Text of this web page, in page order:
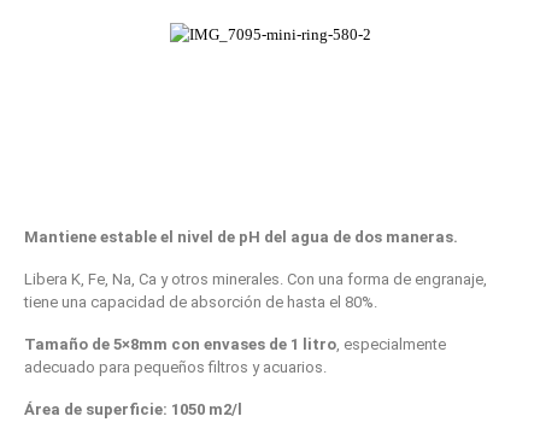
Mantiene estable el nivel de pH del agua de dos maneras.
Libera K, Fe, Na, Ca y otros minerales. Con una forma de engranaje,
tiene una capacidad de absorción de hasta el 80%.
Tamaño de 5×8mm con envases de 1 litro, especialmente
adecuado para pequeños filtros y acuarios.
Área de superficie: 1050 m2/l